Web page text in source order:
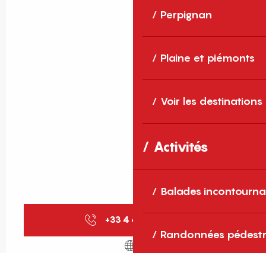
Perpignan
Plaine et piémonts
Voir les destinations
Activités
Balades
Randonnées
+33 4 48 98 00